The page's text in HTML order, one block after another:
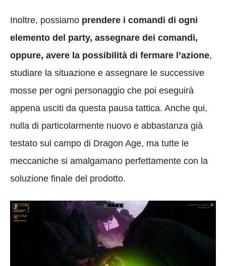
Inoltre, possiamo prendere i comandi di ogni
elemento del party, assegnare dei comandi,
oppure, avere la possibilità di fermare l’azione,
studiare la situazione e assegnare le successive
mosse per ogni personaggio che poi eseguirà
appena usciti da questa pausa tattica. Anche qui,
nulla di particolarmente nuovo e abbastanza già
testato sul campo di Dragon Age, ma tutte le
meccaniche si amalgamano perfettamente con la
soluzione finale del prodotto.